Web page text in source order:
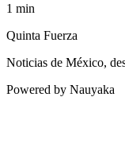
1 min
Quinta Fuerza
Noticias de México,
Powered by Nauyaka